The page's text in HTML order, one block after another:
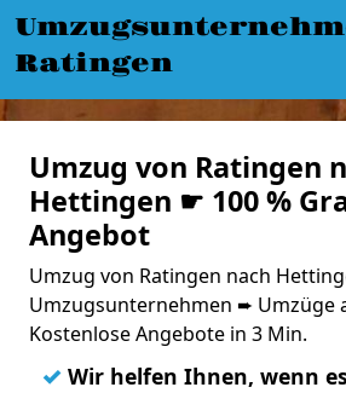
Ratingen
Umzug von Ratingen
Hettingen ☛ 100 %
Angebot
Umzug von Ratingen nach
Umzugsunternehmen ➨ Umzüge
Kostenlose Angebote in 3 Min.
✓ Wir helfen Ihnen, wenn